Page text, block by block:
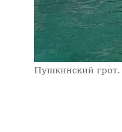
Пушкинский